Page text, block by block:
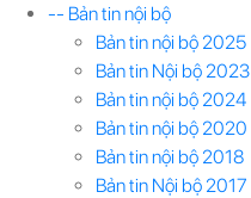
-- Bản tin nội bộ
Bản tin nội bộ 2025
Bản tin Nội bộ 2023
Bản tin nội bộ 2024
Bản tin nội bộ 2020
Bản tin nội bộ 2018
Bản tin Nội bộ 2017